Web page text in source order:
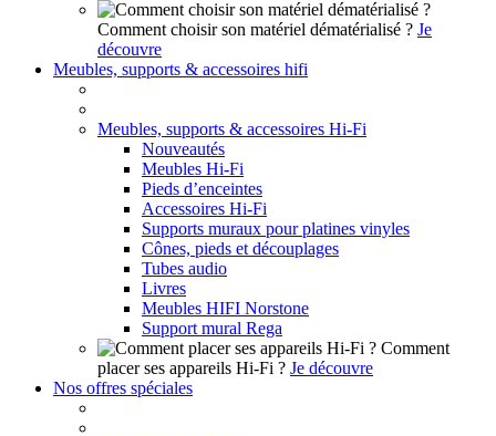
Comment choisir son matériel dématérialisé ? Je
découvre
Meubles, supports & accessoires hifi
Meubles, supports & accessoires Hi-Fi
Nouveautés
Meubles Hi-Fi
Pieds d’enceintes
Accessoires Hi-Fi
Supports muraux pour platines vinyles
Cônes, pieds et découplages
Tubes audio
Livres
Meubles HIFI Norstone
Support mural Rega
Comment
placer ses appareils Hi-Fi ? Je découvre
Nos offres spéciales